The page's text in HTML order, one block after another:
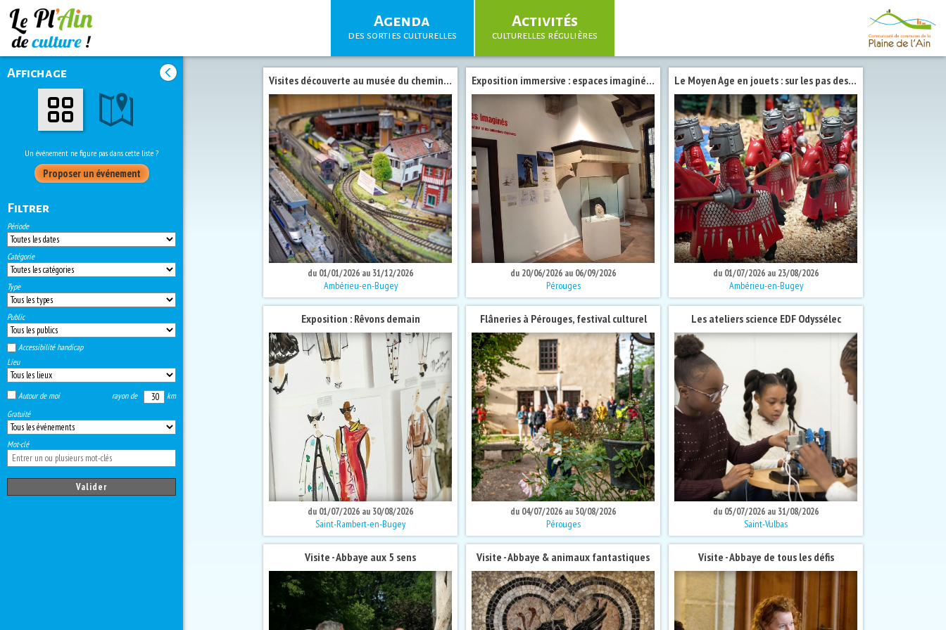
Agenda
des sorties culturelles
Activités
culturelles régulières
Visites découverte au musée du cheminot lors des Journées du Patrimoine 2026
du 01/01/2026 au 31/12/2026
Ambérieu-en-Bugey
Exposition immersive : espaces imaginés, Barillot et les collections régionales
du 20/06/2026 au 06/09/2026
Pérouges
Le Moyen Age en jouets : sur les pas des templiers
du 01/07/2026 au 23/08/2026
Ambérieu-en-Bugey
Exposition : Rêvons demain
du 01/07/2026 au 30/08/2026
Saint-Rambert-en-Bugey
Flâneries à Pérouges, festival culturel
du 04/07/2026 au 30/08/2026
Pérouges
Les ateliers science EDF Odyssélec
du 05/07/2026 au 31/08/2026
Saint-Vulbas
Visite - Abbaye aux 5 sens Visite - Abbaye & animaux fantastiques Visite - Abbaye de tous les défis
Affichage
Un événement ne figure pas dans cette liste ?
Proposer un événement
Filtrer
Période
Catégorie
Type
Public
Accessibilité handicap
Lieu
Autour de moi rayon de
km
Gratuité
Mot-clé